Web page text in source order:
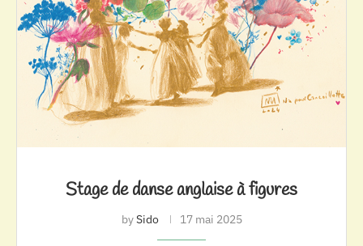
Stage de danse anglaise à figures
bySido 17 mai 2025